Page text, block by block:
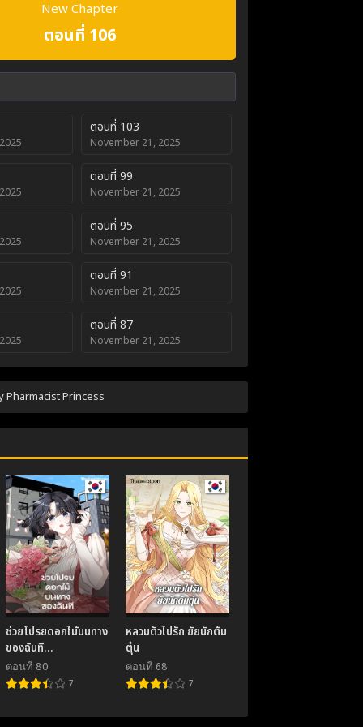
New Chapter
ตอนที่ 106
ตอนที่ 103
November 21, 2025
ตอนที่ 99
November 21, 2025
ตอนที่ 95
November 21, 2025
ตอนที่ 91
November 21, 2025
ตอนที่ 87
November 21, 2025
ตอนที่ 79
ตอนที่ 75
November 21, 2025
ตอนที่ 71
November 21, 2025
ตอนที่ 67
November 21, 2025
November 21, 2025
ตอนที่ 59
November 21, 2025
ตอนที่ 55
Pharmacist Princess
ช่วยโปรยดอกไม้บนทาง
ของฉันที
Twincognito
Romance
ตอนที่ 80
7
หลวมตัวไปรัก ยัยนักต้ม
ตุ๋น
ตอนที่ 68
7